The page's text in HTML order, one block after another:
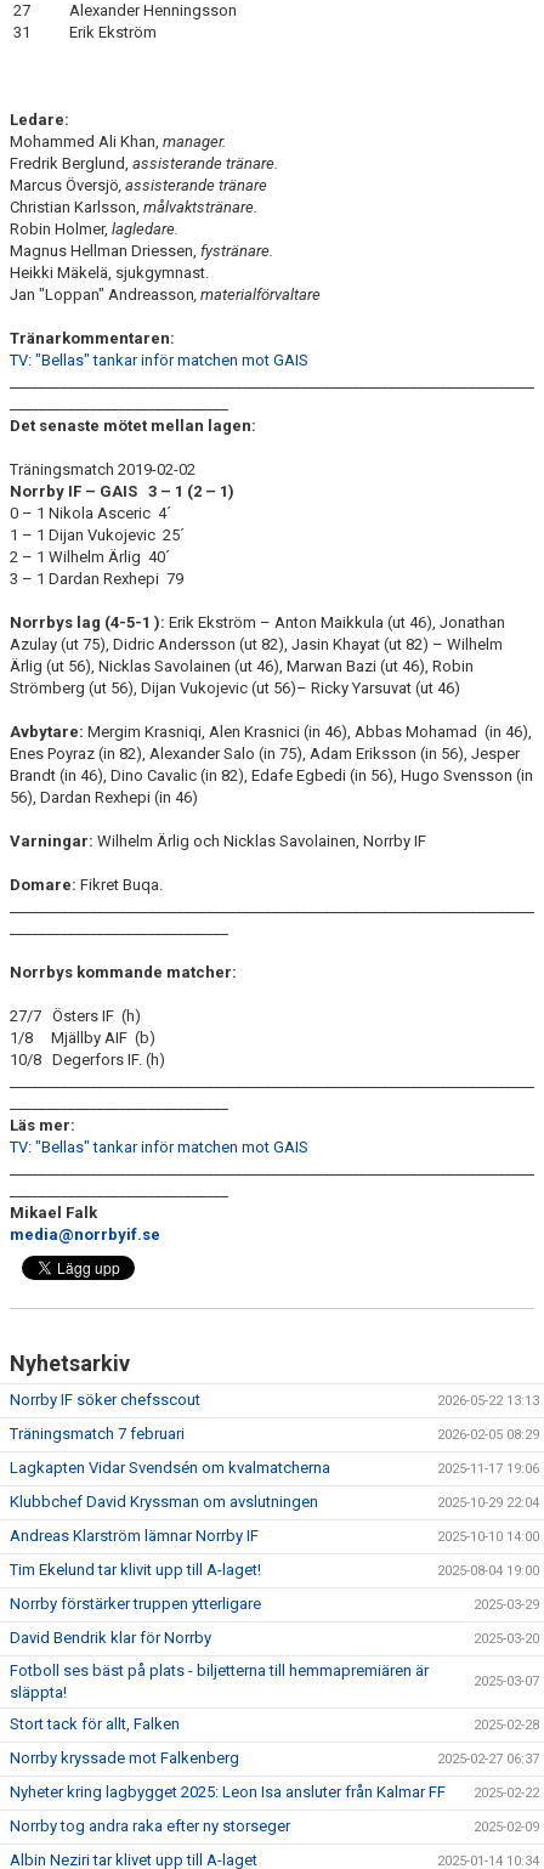
27
Alexander Henningsson
31
Erik Ekström
Ledare:
Mohammed Ali Khan, manager.
Fredrik Berglund, assisterande tränare.
Marcus Översjö , assisterande tränare
Christian Karlsson, målvaktstränare.
Robin Holmer, lagledare.
Magnus Hellman Driessen, fystränare.
Heikki Mäkelä, sjukgymnast.
Jan "Loppan" Andreasson , materialförvaltare
Tränarkommentaren:
TV: "Bellas" tankar inför matchen mot GAIS
Det senaste mötet mellan lagen:
Träningsmatch 2019-02-02
Norrby IF – GAIS 3 – 1 (2 – 1)
0 – 1 Nikola Asceric 4´
1 – 1 Dijan Vukojevic 25´
2 – 1 Wilhelm Ärlig 40´
3 – 1 Dardan Rexhepi 79
Norrbys lag (4-5-1 ): Erik Ekström – Anton Maikkula (ut 46), Jonathan
Azulay (ut 75), Didric Andersson (ut 82), Jasin Khayat (ut 82) – Wilhelm
Ärlig (ut 56), Nicklas Savolainen (ut 46), Marwan Bazi (ut 46), Robin
Strömberg (ut 56), Dijan Vukojevic (ut 56)– Ricky Yarsuvat (ut 46)
Avbytare: Mergim Krasniqi, Alen Krasnici (in 46), Abbas Mohamad (in 46),
Enes Poyraz (in 82), Alexander Salo (in 75), Adam Eriksson (in 56), Jesper
Brandt (in 46), Dino Cavalic (in 82), Edafe Egbedi (in 56), Hugo Svensson (in
56), Dardan Rexhepi (in 46)
Varningar: Wilhelm Ärlig och Nicklas Savolainen, Norrby IF
Domare: Fikret Buqa.
Norrbys kommande matcher:
27/7 Östers IF (h)
1/8 Mjällby AIF (b)
10/8 Degerfors IF. (h)
Läs mer:
TV: "Bellas" tankar inför matchen mot GAIS
Mikael Falk
media@norrbyif.se
Nyhetsarkiv
Norrby IF söker chefsscout 2026-05-22 13:13
Träningsmatch 7 februari 2026-02-05 08:29
Lagkapten Vidar Svendsén om kvalmatcherna 2025-11-17 19:06
Klubbchef David Kryssman om avslutningen 2025-10-29 22:04
Andreas Klarström lämnar Norrby IF 2025-10-10 14:00
Tim Ekelund tar klivit upp till A-laget! 2025-08-04 19:00
Norrby förstärker truppen ytterligare 2025-03-29
David Bendrik klar för Norrby 2025-03-20
Fotboll ses bäst på plats - biljetterna till hemmapremiären är
släppta!
2025-03-07
Stort tack för allt, Falken 2025-02-28
Norrby kryssade mot Falkenberg 2025-02-27 06:37
Nyheter kring lagbygget 2025: Leon Isa ansluter från Kalmar FF 2025-02-22
Norrby tog andra raka efter ny storseger 2025-02-09
Albin Neziri tar klivet upp till A-laget 2025-01-14 10:34